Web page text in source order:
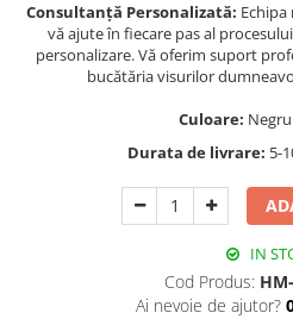
Consultanță Personalizată:
vă ajute în fiecare pas al
personalizare. Vă oferim suport
bucătăria visurilor
Culoare:
Durata de livrare: 5-
IN
Cod Produs:
Ai nevoie de ajutor?